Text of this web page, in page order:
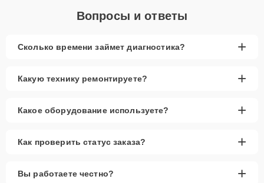
Вопросы и ответы
Сколько времени займет диагностика? +
Какую технику ремонтируете? +
Какое оборудование используете? +
Как проверить статус заказа? +
Вы работаете честно? +